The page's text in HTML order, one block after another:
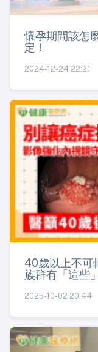
懷孕期間該怎
定！
2024-12-24 22:21
40歲以上不
族群有「這些
2025-10-02 20:44